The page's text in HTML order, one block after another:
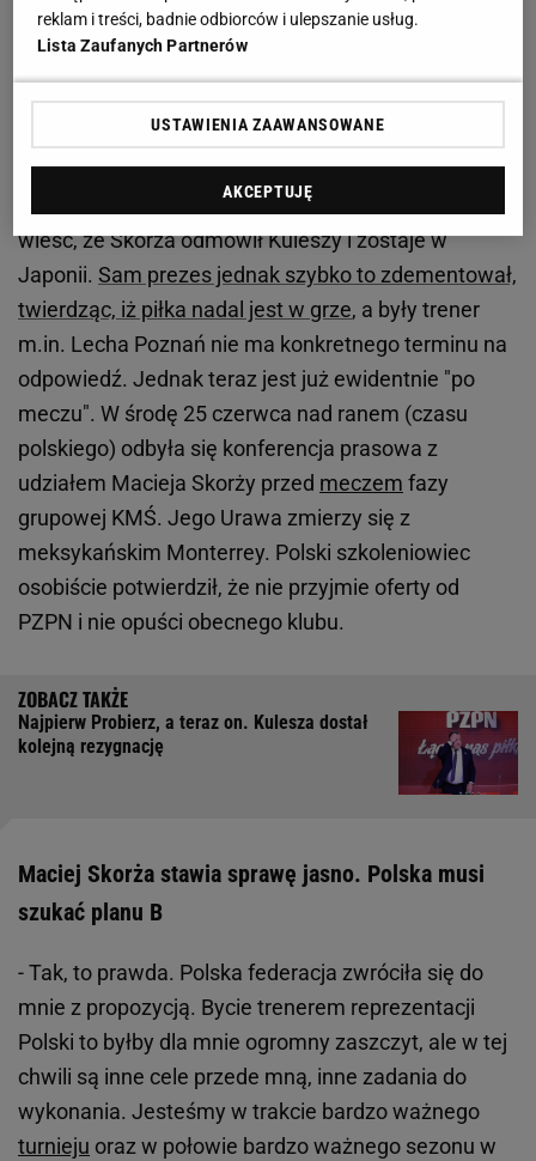
Zobacz wideoLewandowski po 7 godzinach
przesłuchań. Do sądu nie będzie musiał wracać
Kulesza jeszcze się łudził
We wtorkowe popołudnie 24 czerwca gruchnęła
wieść, że Skorża odmówił Kuleszy i zostaje w
Japonii. Sam prezes jednak szybko to zdementował,
twierdząc, iż piłka nadal jest w grze, a były trener
m.in. Lecha Poznań nie ma konkretnego terminu na
odpowiedź. Jednak teraz jest już ewidentnie "po
meczu". W środę 25 czerwca nad ranem (czasu
polskiego) odbyła się konferencja prasowa z
udziałem Macieja Skorży przed meczem fazy
grupowej KMŚ. Jego Urawa zmierzy się z
meksykańskim Monterrey. Polski szkoleniowiec
osobiście potwierdził, że nie przyjmie oferty od
PZPN i nie opuści obecnego klubu.
Najpierw Probierz, a teraz on. Kulesza dostał
kolejną rezygnację
Maciej Skorża stawia sprawę jasno. Polska musi
szukać planu B
- Tak, to prawda. Polska federacja zwróciła się do
mnie z propozycją. Bycie trenerem reprezentacji
Polski to byłby dla mnie ogromny zaszczyt, ale w tej
chwili są inne cele przede mną, inne zadania do
wykonania. Jesteśmy w trakcie bardzo ważnego
turnieju oraz w połowie bardzo ważnego sezonu w
reklam i treści, badnie odbiorców i ulepszanie usług.
Lista Zaufanych Partnerów
USTAWIENIA ZAAWANSOWANE
AKCEPTUJĘ